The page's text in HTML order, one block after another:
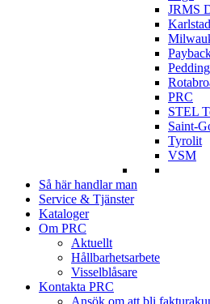
JRMS
PRC
STEL
Saint-
Tyrolit
VSM
Så här handlar man
Service & Tjänster
Kataloger
Om PRC
Aktuellt
Hållbarhetsarbete
Visselblåsare
Kontakta PRC
Ansök om att bli